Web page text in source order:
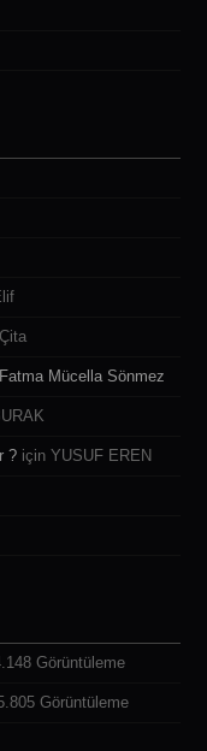
Çita
Fatma Mücella Sönmez
? için YUSUF EREN
Görüntüleme
Görüntüleme